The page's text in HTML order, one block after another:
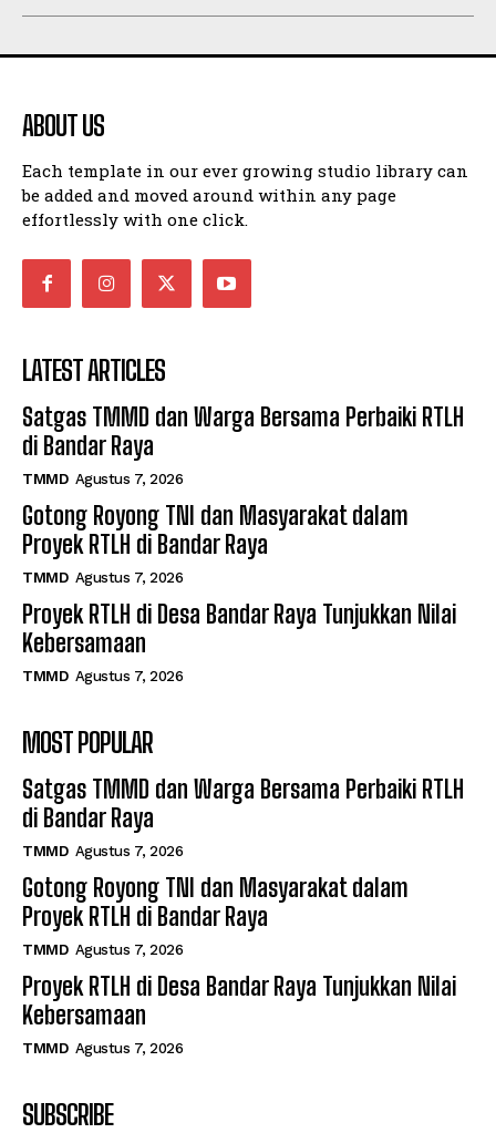
ABOUT US
Each template in our ever growing studio library can
be added and moved around within any page
effortlessly with one click.
LATEST ARTICLES
Satgas TMMD dan Warga Bersama Perbaiki RTLH
di Bandar Raya
TMMD Agustus 7, 2026
Gotong Royong TNI dan Masyarakat dalam
Proyek RTLH di Bandar Raya
TMMD Agustus 7, 2026
Proyek RTLH di Desa Bandar Raya Tunjukkan Nilai
Kebersamaan
TMMD Agustus 7, 2026
MOST POPULAR
Satgas TMMD dan Warga Bersama Perbaiki RTLH
di Bandar Raya
TMMD Agustus 7, 2026
Gotong Royong TNI dan Masyarakat dalam
Proyek RTLH di Bandar Raya
TMMD Agustus 7, 2026
Proyek RTLH di Desa Bandar Raya Tunjukkan Nilai
Kebersamaan
TMMD Agustus 7, 2026
SUBSCRIBE